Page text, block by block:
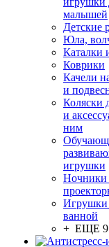
малышей
Детские
Юла,
Каталки
Коврики
Качели
и
Коляски
и
ним
игрушки
Ночники
Игрушки
ванной
+ ЕЩЕ 9